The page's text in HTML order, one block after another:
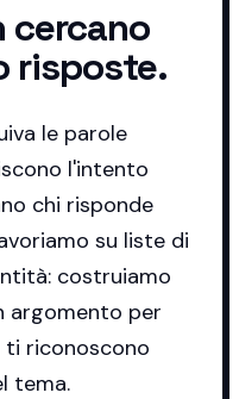
cercano
risposte.
le parole
l'intento
chi risponde
su liste di
costruiamo
argomento per
ti riconoscono
tema.